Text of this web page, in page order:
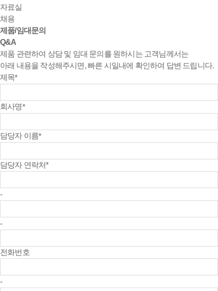
자료실
채용
제품/임대문의
Q&A
제품 관련하여 상담 및 임대 문의를 원하시는 고객님께서는
아래 내용을 작성해주시면, 빠른 시일내에 확인하여 답변 드립니다.
제목*
회사명*
담당자 이름*
담당자 연락처*
-
-
전화번호
-